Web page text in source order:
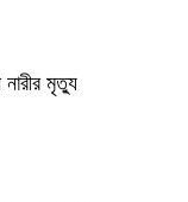
নারীর মৃত্যু